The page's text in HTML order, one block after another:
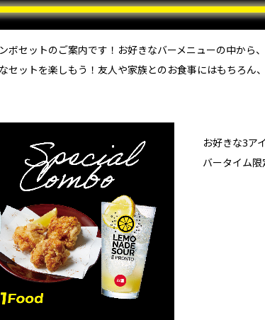
ボセットのご案内です！お好きなバーメニューの中か
セットを楽しもう！友人や家族とのお食事にはもちろん
お好きな3ア
バータイム限